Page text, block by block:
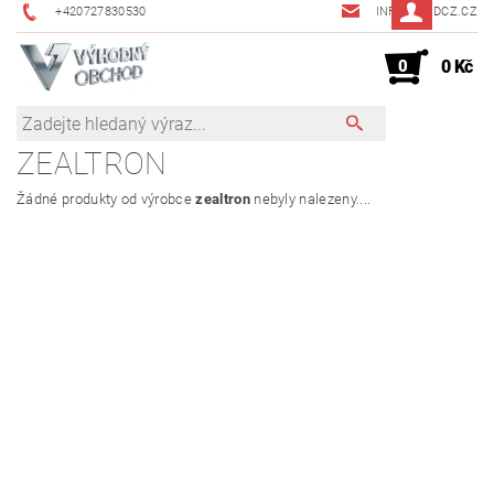
+420727830530 INFO@JMDCZ.CZ
0 0 Kč
ZEALTRON
Žádné produkty od výrobcezealtronnebyly nalezeny....